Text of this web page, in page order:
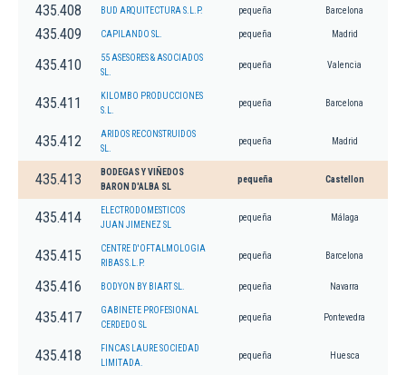
435.408 BUD ARQUITECTURA S.L.P. pequeña Barcelona
435.409 CAPILANDO SL. pequeña Madrid
435.410
55 ASESORES & ASOCIADOS
SL.
pequeña Valencia
435.411
KILOMBO PRODUCCIONES
S.L.
pequeña Barcelona
435.412
ARIDOS RECONSTRUIDOS
SL.
pequeña Madrid
435.413
BODEGAS Y VIÑEDOS
BARON D'ALBA SL
pequeña Castellon
435.414
ELECTRODOMESTICOS
JUAN JIMENEZ SL
pequeña Málaga
435.415
CENTRE D'OFTALMOLOGIA
RIBAS S.L.P.
pequeña Barcelona
435.416 BODYON BY BIART SL. pequeña Navarra
435.417
GABINETE PROFESIONAL
CERDEDO SL
pequeña Pontevedra
435.418
FINCAS LAURE SOCIEDAD
LIMITADA.
pequeña Huesca